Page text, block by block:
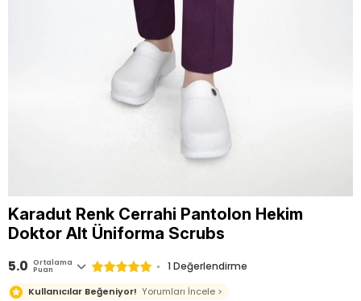
Karadut Renk Cerrahi Pantolon Hekim
Doktor Alt Üniforma Scrubs
5.0 Ortalama
Puan 1 Değerlendirme
Kullanıcılar Beğeniyor! Yorumları İncele >